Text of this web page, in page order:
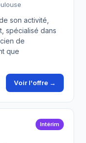
son activité,
spécialisé dans
de
que
Voir l'offre →
Intérim